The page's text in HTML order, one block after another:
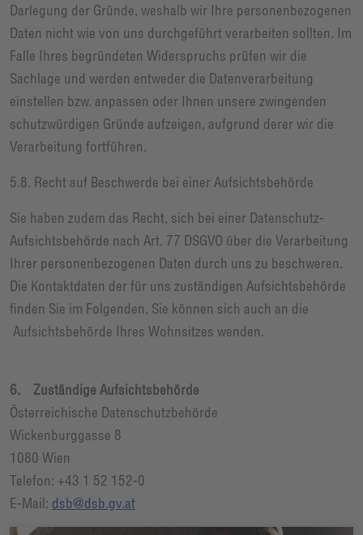
Darlegung der Gründe, weshalb wir Ihre personenbezogenen
Daten nicht wie von uns durchgeführt verarbeiten sollten. Im
Falle Ihres begründeten Widerspruchs prüfen wir die
Sachlage und werden entweder die Datenverarbeitung
einstellen bzw. anpassen oder Ihnen unsere zwingenden
schutzwürdigen Gründe aufzeigen, aufgrund derer wir die
Verarbeitung fortführen.
5.8. Recht auf Beschwerde bei einer Aufsichtsbehörde
Sie haben zudem das Recht, sich bei einer Datenschutz-
Aufsichtsbehörde nach Art. 77 DSGVO über die Verarbeitung
Ihrer personenbezogenen Daten durch uns zu beschweren.
Die Kontaktdaten der für uns zuständigen Aufsichtsbehörde
finden Sie im Folgenden, Sie können sich auch an die
Aufsichtsbehörde Ihres Wohnsitzes wenden.
6. Zuständige Aufsichtsbehörde
Österreichische Datenschutzbehörde
Wickenburggasse 8
1080 Wien
Telefon: +43 1 52 152-0
E-Mail: dsb@dsb.gv.at